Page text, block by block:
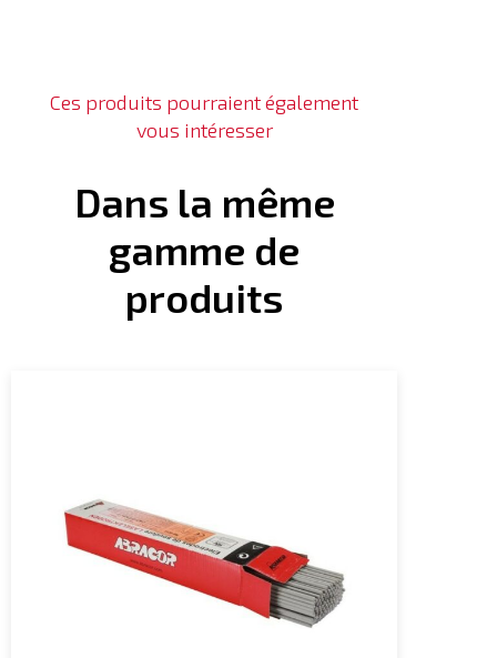
Ces produits pourraient également
vous intéresser
Dans la même
gamme de
produits